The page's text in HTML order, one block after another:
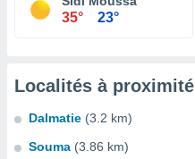
35° 23°
Localités à proximité
Dalmatie (3.2 km)
Souma (3.86 km)